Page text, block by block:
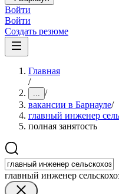
Войти
Войти
Создать резюме
Главная
/
... /
вакансии в Барнауле/
главный инженер
полная занятость
главный инженер